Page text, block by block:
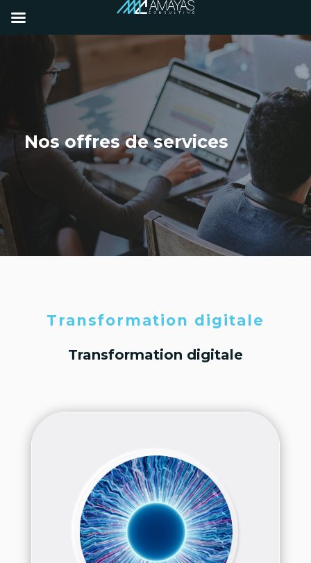
Nos offres de services
Transformation digitale
Transformation digitale